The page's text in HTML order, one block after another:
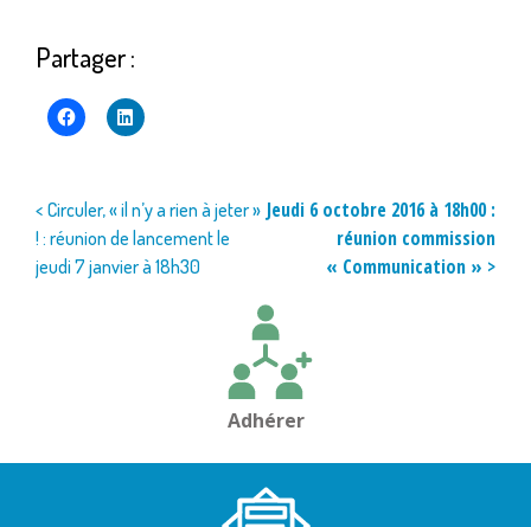
Partager :
Navigation
de
< Circuler, « il n’y a rien à jeter »
! : réunion de lancement le
jeudi 7 janvier à 18h30
Jeudi 6 octobre 2016 à 18h00 :
réunion commission
« Communication » >
Adhérer